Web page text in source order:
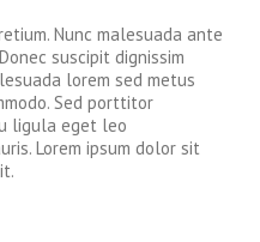
Nunc malesuada ante
suscipit dignissim
lorem sed metus
Sed porttitor
ligula eget leo
Lorem ipsum dolor sit